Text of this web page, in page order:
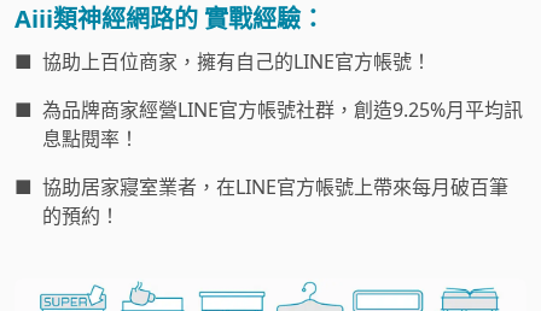
Aiii類神經網路的 實戰經驗：
■ 協助上百位商家，擁有自己的LINE官方帳號！
■ 為品牌商家經營LINE官方帳號社群，創造9.25%月平均訊
息點閱率！
■ 協助居家寢室業者，在LINE官方帳號上帶來每月破百筆
的預約！